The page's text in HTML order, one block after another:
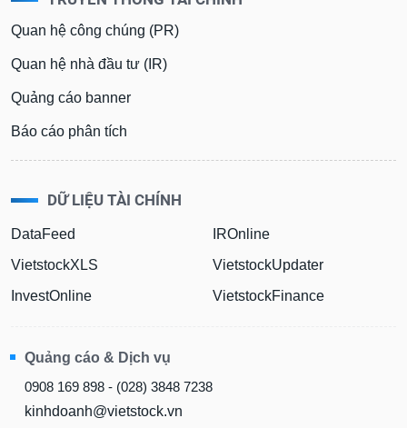
Quan hệ công chúng (PR)
Quan hệ nhà đầu tư (IR)
Quảng cáo banner
Báo cáo phân tích
DỮ LIỆU TÀI CHÍNH
DataFeed
VietstockXLS
InvestOnline
IROnline
VietstockUpdater
VietstockFinance
Quảng cáo & Dịch vụ
0908 169 898 - (028) 3848 7238
kinhdoanh@vietstock.vn